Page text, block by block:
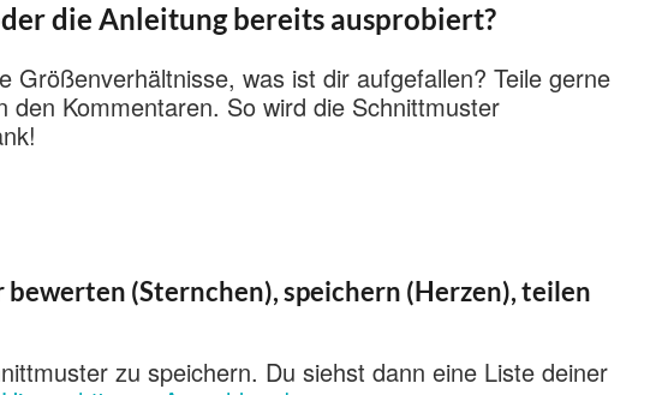
die Anleitung bereits ausprobiert?
Größenverhältnisse, was ist dir aufgefallen? Teile gerne
Kommentaren. So wird die Schnittmuster
(Sternchen), speichern (Herzen), teilen
zu speichern. Du siehst dann eine Liste deiner